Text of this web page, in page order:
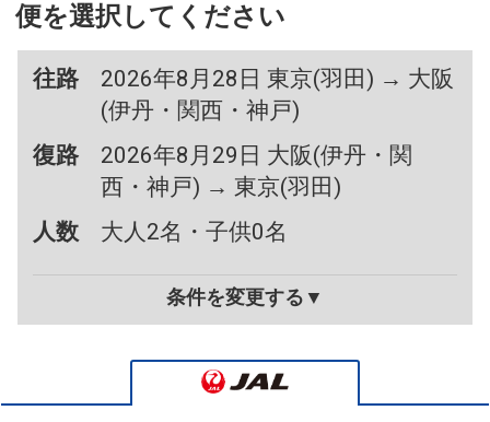
便を選択してください
往路
2026年8月28日 東京(羽田) → 大阪
(伊丹・関西・神戸)
復路
2026年8月29日 大阪(伊丹・関
西・神戸) → 東京(羽田)
人数
大人2名・子供0名
条件を変更する▼